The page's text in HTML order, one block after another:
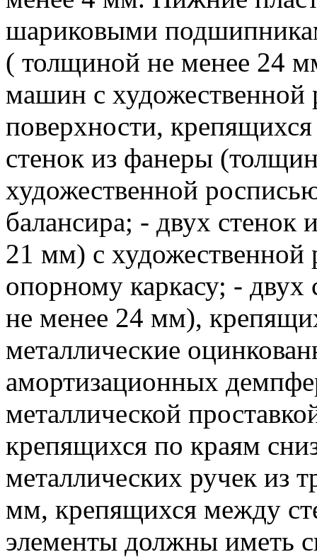
шариковыми
( толщиной не менее 24
машин с
поверхности,
стенок из фанеры
художественной
балансира; - двух
21 мм) с
опорному каркасу; -
не менее 24 мм),
металлические
амортизационных
металлической
крепящихся по краям
металлических ручек из
мм, крепящихся между
элементы должны иметь